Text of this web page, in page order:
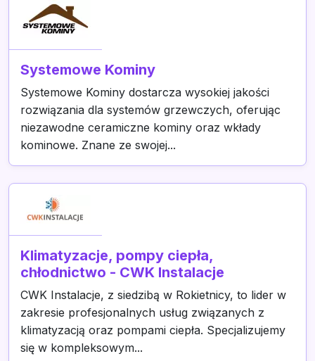
Systemowe Kominy
Systemowe Kominy dostarcza wysokiej jakości
rozwiązania dla systemów grzewczych, oferując
niezawodne ceramiczne kominy oraz wkłady
kominowe. Znane ze swojej...
Klimatyzacje, pompy ciepła,
chłodnictwo - CWK Instalacje
CWK Instalacje, z siedzibą w Rokietnicy, to lider w
zakresie profesjonalnych usług związanych z
klimatyzacją oraz pompami ciepła. Specjalizujemy
się w kompleksowym...